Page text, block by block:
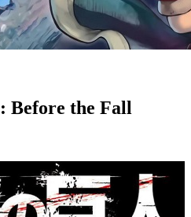
Before the Fall